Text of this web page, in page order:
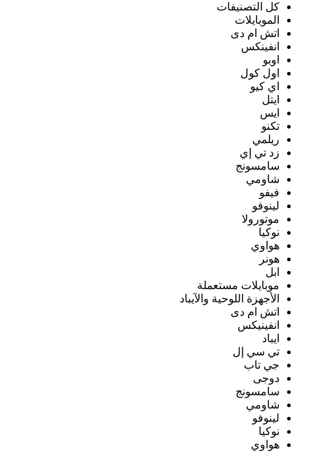
كل التصنيفات
الموبايلات
اتش ام دى
انفينكس
اوبو
اول كول
اي كيو
ايتل
ايس
تكنو
ريلمي
زد تي إي
سامسونج
شاومي
فيفو
لينوفو
موتورولا
نوكيا
هواوي
هونر
ابل
موبايلات مستعملة
الأجهزة اللوحية والآيباد
اتش ام دى
انفينيكس
ايباد
تي سي إل
جي تاب
دوجى
سامسونج
شاومي
لينوفو
نوكيا
هواوي